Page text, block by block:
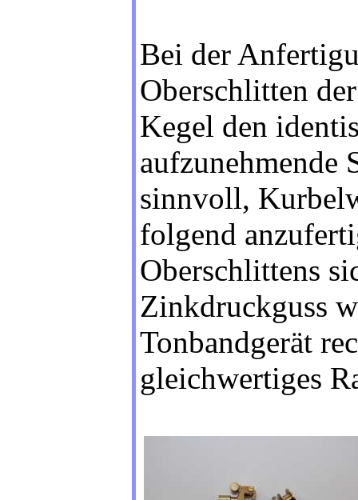
Bei der
Oberschlitten
Kegel den
aufzunehmende
sinnvoll,
folgend
Oberschlittens
Zinkdruckguss
Tonbandgerät
gleichwertiges